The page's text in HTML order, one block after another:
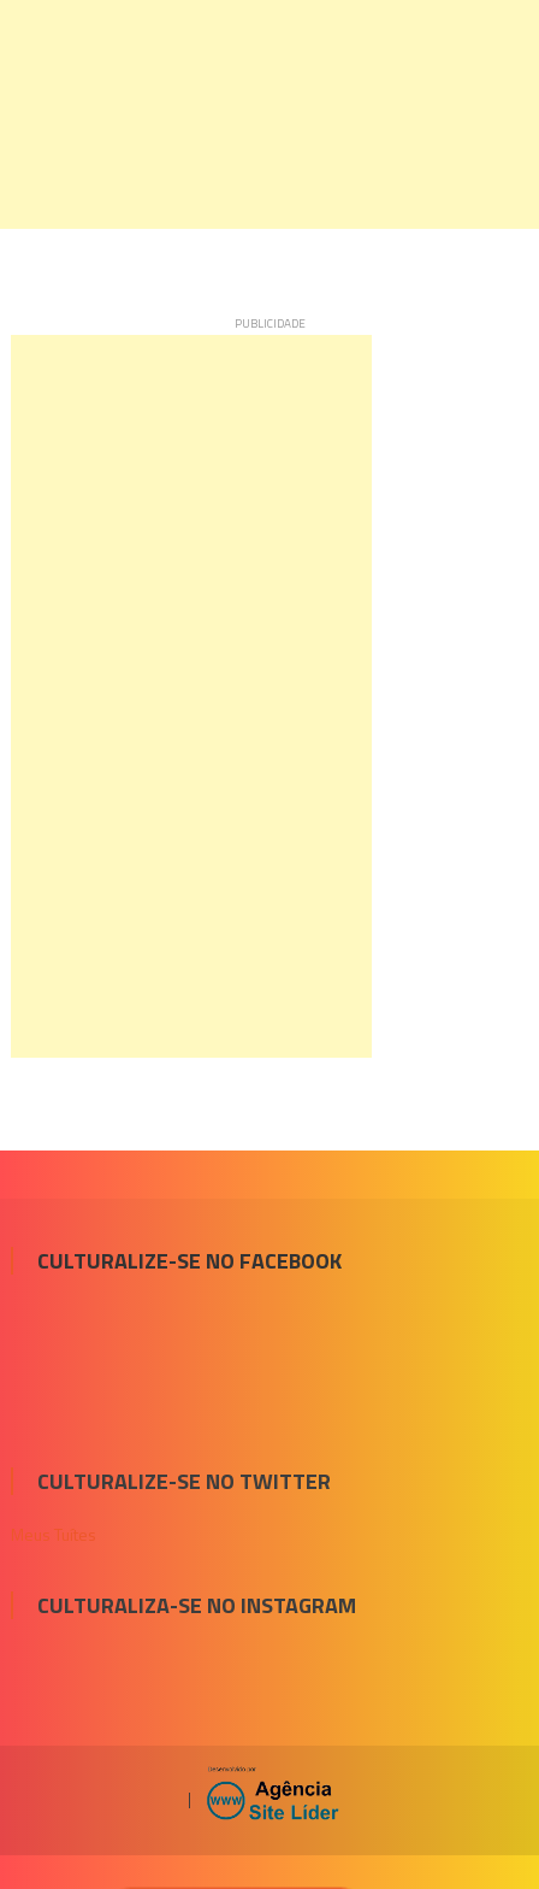
CULTURALIZE-SE NO FACEBOOK
CULTURALIZE-SE NO TWITTER
Meus Tuítes
CULTURALIZA-SE NO INSTAGRAM
|